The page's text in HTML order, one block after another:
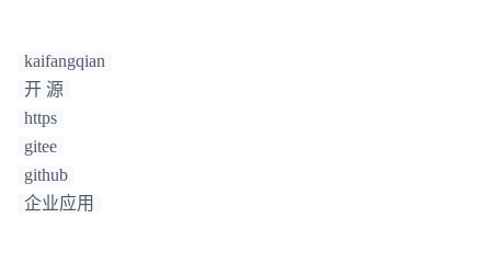
kaifangqian
开 源
https
gitee
github
企业应用